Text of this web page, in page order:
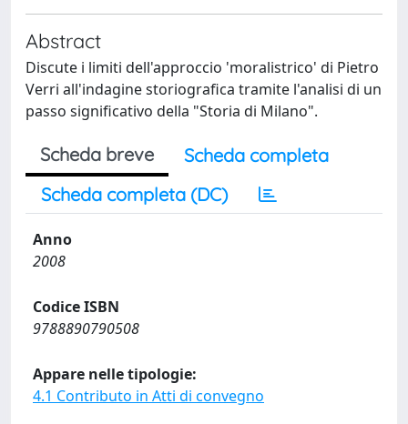
Abstract
Discute i limiti dell'approccio 'moralistrico' di Pietro
Verri all'indagine storiografica tramite l'analisi di un
passo significativo della "Storia di Milano".
Scheda breve
Scheda completa
Scheda completa (DC)
Anno
2008
Codice ISBN
9788890790508
Appare nelle tipologie:
4.1 Contributo in Atti di convegno